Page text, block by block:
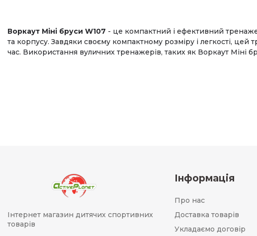
Воркаут Міні бруси W107 - це компактний і ефективний
та корпусу. Завдяки своєму компактному розміру і легкості,
час. Використання вуличних тренажерів, таких як Воркаут Міні
Інтернет магазин дитячих спортивних
товарів
Інформація
Про нас
Доставка товарів
Укладаємо договір